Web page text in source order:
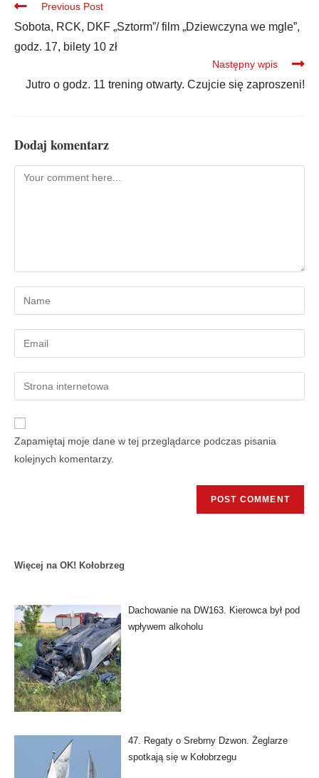
Previous Post
Sobota, RCK, DKF „Sztorm”/ film „Dziewczyna we mgle”,
godz. 17, bilety 10 zł
Następny wpis
Jutro o godz. 11 trening otwarty. Czujcie się zaproszeni!
Dodaj komentarz
Zapamiętaj moje dane w tej przeglądarce podczas pisania
kolejnych komentarzy.
Więcej na OK! Kołobrzeg
Dachowanie na DW163. Kierowca był pod
wpływem alkoholu
47. Regaty o Srebrny Dzwon. Żeglarze
spotkają się w Kołobrzegu